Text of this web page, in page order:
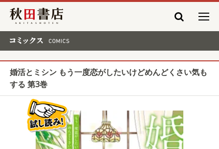
秋田書店
婚活とミシン もう一度恋がしたいけどめんどくさい気も
する 第3巻